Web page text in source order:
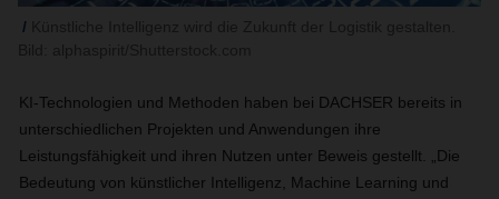
KI-Technologien und Methoden haben bei DACHSER bereits in
unterschiedlichen Projekten und Anwendungen ihre
Leistungsfähigkeit und ihren Nutzen unter Beweis gestellt. „Die
Bedeutung von künstlicher Intelligenz, Machine Learning und